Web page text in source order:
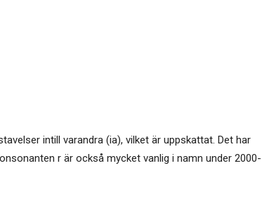
intill varandra (ia), vilket är uppskattat. Det har
r är också mycket vanlig i namn under 2000-